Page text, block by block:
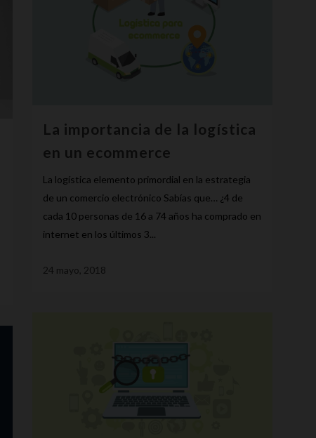
La importancia de la logística
en un ecommerce
La logística elemento primordial en la estrategia
de un comercio electrónico Sabías que… ¿4 de
cada 10 personas de 16 a 74 años ha comprado en
internet en los últimos 3...
24 mayo, 2018